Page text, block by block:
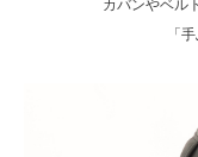
カバンやベル
「